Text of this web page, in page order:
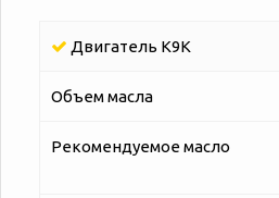
Двигатель K9K
Объем масла
Рекомендуемое масло